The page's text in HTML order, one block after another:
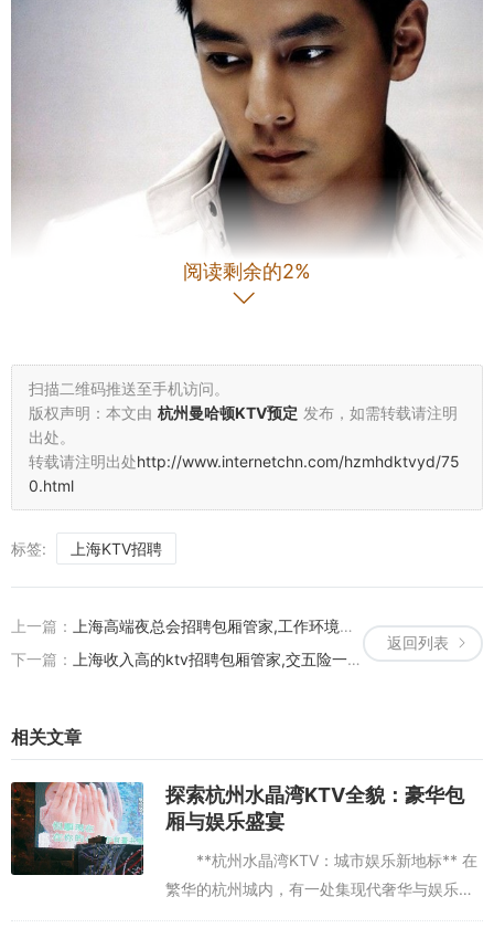
非常满意，音响效果不错，很久没唱歌了，很棒不错，环境还行，价
格不贵，，，上海哪家酒吧ktv招聘酒水销售员,上班需要喝酒吗？ 环
境，服务都不错，团购去的价格也优惠。小聚的好去处。非常好，经
济实惠，就是空调不太凉快～
阅读剩余的2%
扫描二维码推送至手机访问。
版权声明：本文由 杭州曼哈顿KTV预定 发布，如需转载请注明
出处。
转载请注明出处http://www.internetchn.com/hzmhdktvyd/75
0.html
标签: 上海KTV招聘
返回列表
上一篇：
上海高端夜总会招聘包厢管家,工作环境和氛围如何？
下一篇：
上海收入高的ktv招聘包厢管家,交五险一金吗？
相关文章
探索杭州水晶湾KTV全貌：豪华包
厢与娱乐盛宴
**杭州水晶湾KTV：城市娱乐新地标** 在
繁华的杭州城内，有一处集现代奢华与娱乐享
受于一体的绝佳去处——杭州水晶湾KTV。这